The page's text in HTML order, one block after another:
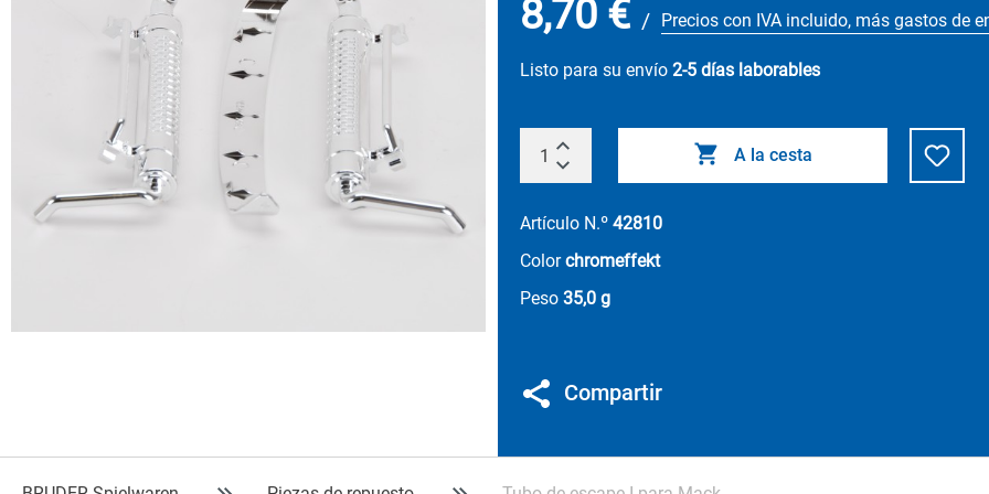
8,70 € / Precios con IVA incluido, más gastos de
Listo para su envío 2-5 días laborables
A la cesta
Artículo N.º 42810
Colorchromeffekt
Peso 35,0 g
Compartir